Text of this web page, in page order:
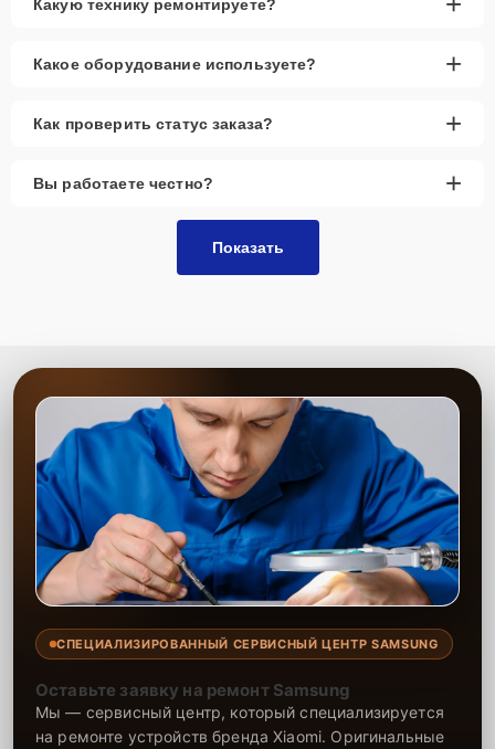
Какую технику ремонтируете?
Какое оборудование используете? +
Как проверить статус заказа? +
Вы работаете честно? +
Показать
СПЕЦИАЛИЗИРОВАННЫЙ СЕРВИСНЫЙ ЦЕНТР SAMSUNG
Оставьте заявку на ремонт Samsung
Мы — сервисный центр, который специализируется
на ремонте устройств бренда Xiaomi. Оригинальные